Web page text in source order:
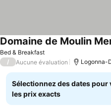
Bed & Breakfast
Domaine de Moulin
/ Aucune évaluation Logonna-
Sélectionnez des dates pour
les prix exacts